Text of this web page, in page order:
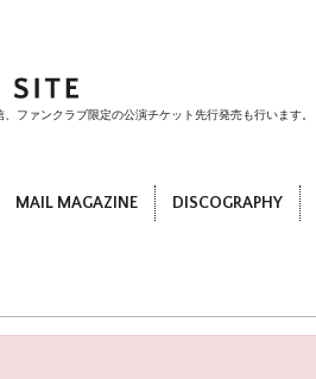
ファンクラブ限定の公演チケット先行発売も行います。
MAIL MAGAZINE DISCOGRAPHY